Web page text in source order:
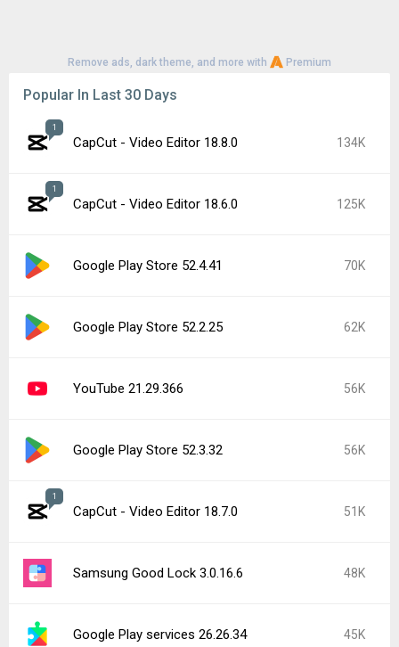
Remove ads, dark theme, and more with Premium
Popular In Last 30 Days
1
CapCut - Video Editor 18.8.0 134K
1
CapCut - Video Editor 18.6.0 125K
Google Play Store 52.4.41 70K
Google Play Store 52.2.25 62K
YouTube 21.29.366 56K
Google Play Store 52.3.32 56K
1
CapCut - Video Editor 18.7.0 51K
Samsung Good Lock 3.0.16.6 48K
Google Play services 26.26.34 45K